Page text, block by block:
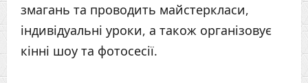
змагань та проводить майстеркласи,
індивідуальні уроки, а також організовує
кінні шоу та фотосесії.